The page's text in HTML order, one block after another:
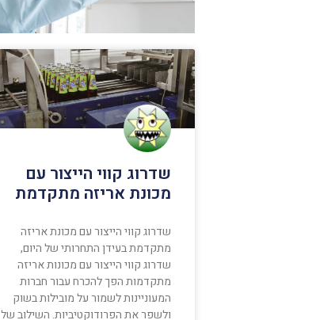
שדרוג קווי הייצור עם
מכונת אריזה מתקדמת
שדרוג קווי הייצור עם מכונת אריזה
מתקדמת בעידן התחרותי של היום,
שדרוג קווי הייצור עם מכונות אריזה
מתקדמות הפך להכרח עבור חברות
המעוניינות לשמור על מובילות בשוק
ולשפר את הפרודוקטיביות. השילוב של